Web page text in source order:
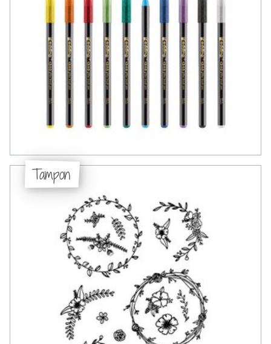
Tampon